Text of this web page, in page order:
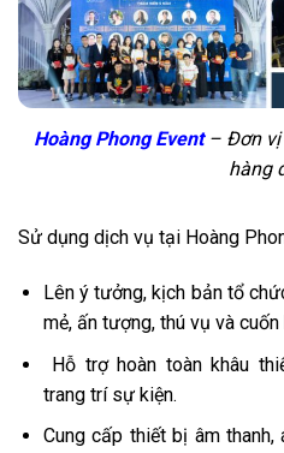
Hoàng Phong Event– Đơn vị
hàng
Sử dụng dịch vụ tại Hoàng
Lên ý tưởng, kịch bản tổ
mẻ, ấn tượng, thú vụ và cuốn
Hỗ trợ hoàn toàn khâu
trang trí sự kiện.
Cung cấp thiết bị âm